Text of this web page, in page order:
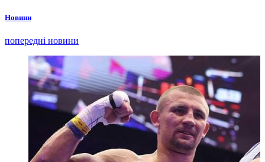
Новини
попередні новини